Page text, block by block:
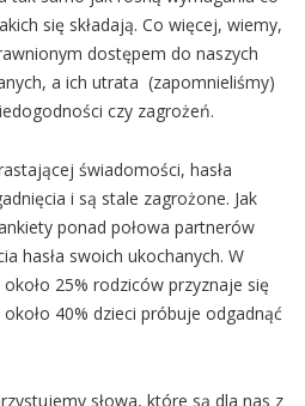
się składają. Co więcej, wiemy,
dostępem do naszych
a ich utrata (zapomnieliśmy)
czy zagrożeń.
świadomości, hasła
i są stale zagrożone. Jak
ponad połowa partnerów
hasła swoich ukochanych. W
25% rodziców przyznaje się
40% dzieci próbuje odgadnąć
słowa, które są dla nas z